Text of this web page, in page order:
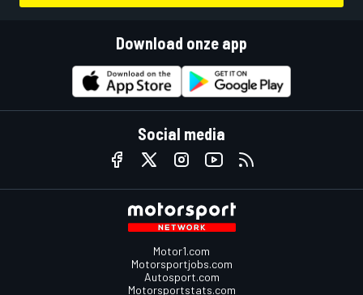
Download onze app
Social media
Motor1.com
Motorsportjobs.com
Autosport.com
Motorsportstats.com